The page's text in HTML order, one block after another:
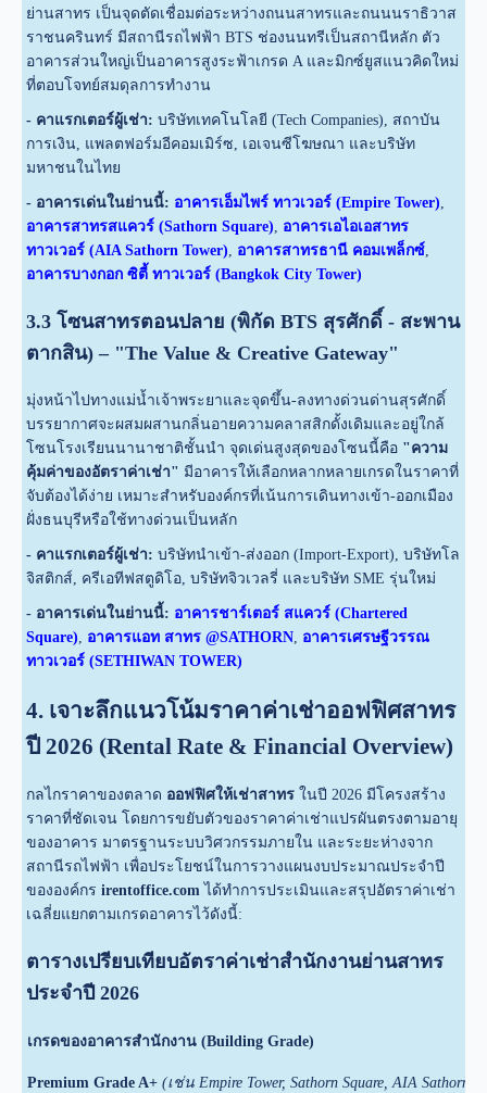
ย่านสาทร เป็นจุดตัดเชื่อมต่อระหว่างถนนสาทรและถนนนราธิวาส
ราชนครินทร์ มีสถานีรถไฟฟ้า BTS ช่องนนทรีเป็นสถานีหลัก ตัว
อาคารส่วนใหญ่เป็นอาคารสูงระฟ้าเกรด A และมิกซ์ยูสแนวคิดใหม่
ที่ตอบโจทย์สมดุลการทำงาน
- คาแรกเตอร์ผู้เช่า: บริษัทเทคโนโลยี (Tech Companies), สถาบัน
การเงิน, แพลตฟอร์มอีคอมเมิร์ซ, เอเจนซีโฆษณา และบริษัท
มหาชนในไทย
- อาคารเด่นในย่านนี้: อาคารเอ็มไพร์ ทาวเวอร์ (Empire Tower),
อาคารสาทรสแควร์ (Sathorn Square), อาคารเอไอเอสาทร
ทาวเวอร์ (AIA Sathorn Tower), อาคารสาทรธานี คอมเพล็กซ์,
อาคารบางกอก ซิตี้ ทาวเวอร์ (Bangkok City Tower)
3.3 โซนสาทรตอนปลาย (พิกัด BTS สุรศักดิ์ - สะพาน
ตากสิน) – "The Value & Creative Gateway"
มุ่งหน้าไปทางแม่น้ำเจ้าพระยาและจุดขึ้น-ลงทางด่วนด่านสุรศักดิ์
บรรยากาศจะผสมผสานกลิ่นอายความคลาสสิกดั้งเดิมและอยู่ใกล้
โซนโรงเรียนนานาชาติชั้นนำ จุดเด่นสูงสุดของโซนนี้คือ "ความ
คุ้มค่าของอัตราค่าเช่า" มีอาคารให้เลือกหลากหลายเกรดในราคาที่
จับต้องได้ง่าย เหมาะสำหรับองค์กรที่เน้นการเดินทางเข้า-ออกเมือง
ฝั่งธนบุรีหรือใช้ทางด่วนเป็นหลัก
- คาแรกเตอร์ผู้เช่า: บริษัทนำเข้า-ส่งออก (Import-Export), บริษัทโล
จิสติกส์, ครีเอทีฟสตูดิโอ, บริษัทจิวเวลรี่ และบริษัท SME รุ่นใหม่
- อาคารเด่นในย่านนี้: อาคารชาร์เตอร์ สแควร์ (Chartered
Square), อาคารแอท สาทร @SATHORN, อาคารเศรษฐีวรรณ
ทาวเวอร์ (SETHIWAN TOWER)
4. เจาะลึกแนวโน้มราคาค่าเช่าออฟฟิศสาทร
ปี 2026 (Rental Rate & Financial Overview)
กลไกราคาของตลาด ออฟฟิศให้เช่าสาทร ในปี 2026 มีโครงสร้าง
ราคาที่ชัดเจน โดยการขยับตัวของราคาค่าเช่าแปรผันตรงตามอายุ
ของอาคาร มาตรฐานระบบวิศวกรรมภายใน และระยะห่างจาก
สถานีรถไฟฟ้า เพื่อประโยชน์ในการวางแผนงบประมาณประจำปี
ขององค์กรirentoffice.com ได้ทำการประเมินและสรุปอัตราค่าเช่า
เฉลี่ยแยกตามเกรดอาคารไว้ดังนี้:
ตารางเปรียบเทียบอัตราค่าเช่าสำนักงานย่านสาทร
ประจำปี 2026
เกรดของอาคารสำนักงาน (Building Grade)
Premium Grade A+ (เช่น Empire Tower, Sathorn Square, AIA Sathorn)